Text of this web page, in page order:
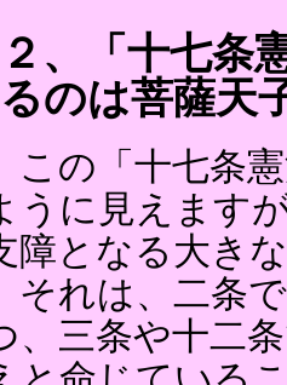
２、「十七条
るのは菩薩天
この「十七条
うに見えます
障となる大き
それは、二条
、三条や十二